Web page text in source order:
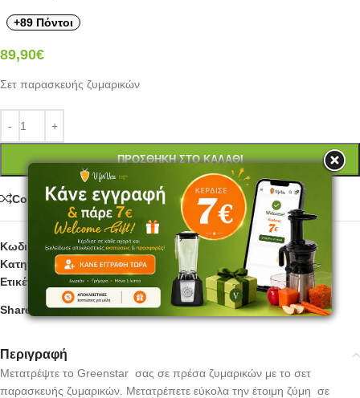
+89 Πόντοι
89,90€
Σετ παρασκευής ζυμαρικών
ΠΡΟΣΘΉΚΗ ΣΤΟ ΚΑΛΆΘΙ
Compare
Κωδικός προϊόντος:GSE009
Κατηγορία:
Εξαρτήματα αποχυμωτών
Ετικέτες:
ellite, for, greenstar GSE, pasta maker, vegan
Share:
Περιγραφή
Μετατρέψτε το Greenstar σας σε πρέσα ζυμαρικών με το σετ
παρασκευής ζυμαρικών. Μετατρέπετε εύκολα την έτοιμη ζύμη σε